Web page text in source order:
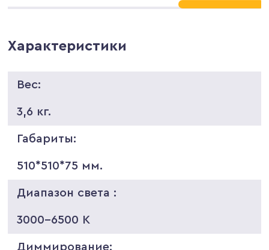
Характеристики
Вес:
3,6 кг.
Габариты:
510*510*75 мм.
Диапазон света :
3000-6500 K
Диммирование: